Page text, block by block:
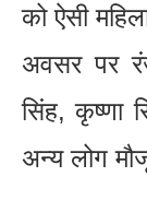
को ऐसी
अवसर पर
सिंह, कृष्णा
अन्य लोग